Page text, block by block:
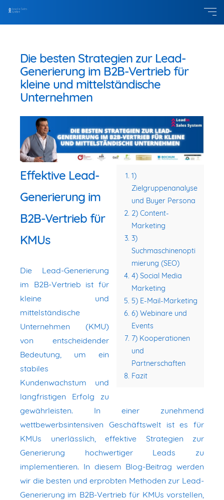
Die besten Strategien zur Lead-
Generierung im B2B-Vertrieb für
kleine und mittelständische
Unternehmen
1)
Zielgruppenanalyse
und Buyer Persona
2) Content-
Marketing
3)
Suchmaschinenopti
mierung (SEO)
4) Social Media
Marketing
5) E-Mail-Marketing
6) Webinare und
Events
7) Kooperationen
und
Partnerschaften
Fazit
Effektive Lead-
Generierung im
B2B-Vertrieb für
KMUs
Die Lead-Generierung
im B2B-Vertrieb ist für
kleine und
mittelständische
Unternehmen (KMU)
von entscheidender
Bedeutung, um ein
stabiles
Kundenwachstum und
langfristigen Erfolg zu
gewährleisten. In einer zunehmend
wettbewerbsintensiven Geschäftswelt ist es für
KMUs unerlässlich, effektive Strategien zur
Generierung hochwertiger Leads zu
implementieren. In diesem Blog-Beitrag werden
wir die besten und erprobten Methoden zur Lead-
Generierung im B2B-Vertrieb für KMUs vorstellen,